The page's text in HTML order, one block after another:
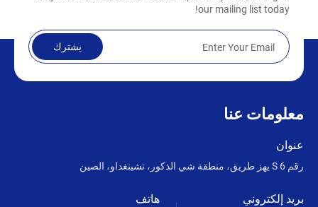
our mailing list today!
يشترك
معلومات عنا
عنوان
رقم 6 S يهز طريق، منطقة شي الذكور، تشينغداو، الصين
هاتف بريد إلكتروني